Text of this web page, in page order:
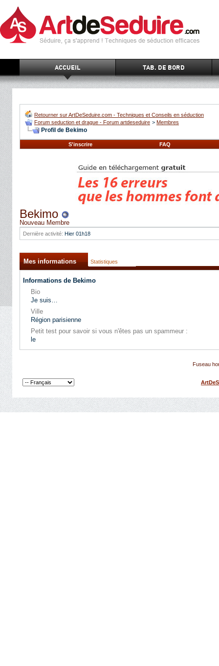
ACCUEIL TAB. DE BORD
Retourner sur ArtDeSeduire.com - Techniques et Conseils en séduction
Forum seduction et drague - Forum artdeseduire > Membres
Profil de Bekimo
S'inscrire FAQ
Bekimo
Nouveau Membre
Dernière activité: Hier 01h18
Mes informations Statistiques
Informations de Bekimo
Bio
Je suis…
Ville
Région parisienne
Petit test pour savoir si vous n'êtes pas un spammeur :
le
Fuseau